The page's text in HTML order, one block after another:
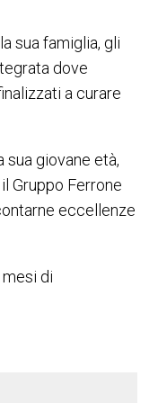
sua famiglia, gli
dove
a curare
giovane età,
Gruppo Ferrone
eccellenze
di